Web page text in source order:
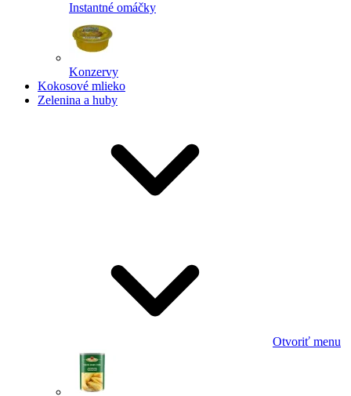
Instantné omáčky
Konzervy
Kokosové mlieko
Zelenina a huby
Otvoriť menu